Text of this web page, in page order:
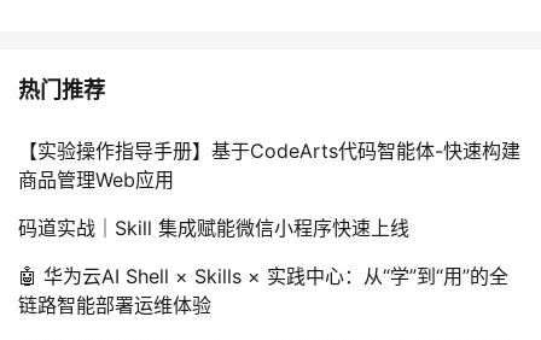
热门推荐
【实验操作指导手册】基于CodeArts代码智能体-快速构建
商品管理Web应用
码道实战｜Skill 集成赋能微信小程序快速上线
🤖 华为云AI Shell × Skills × 实践中心：从“学”到“用”的全
链路智能部署运维体验